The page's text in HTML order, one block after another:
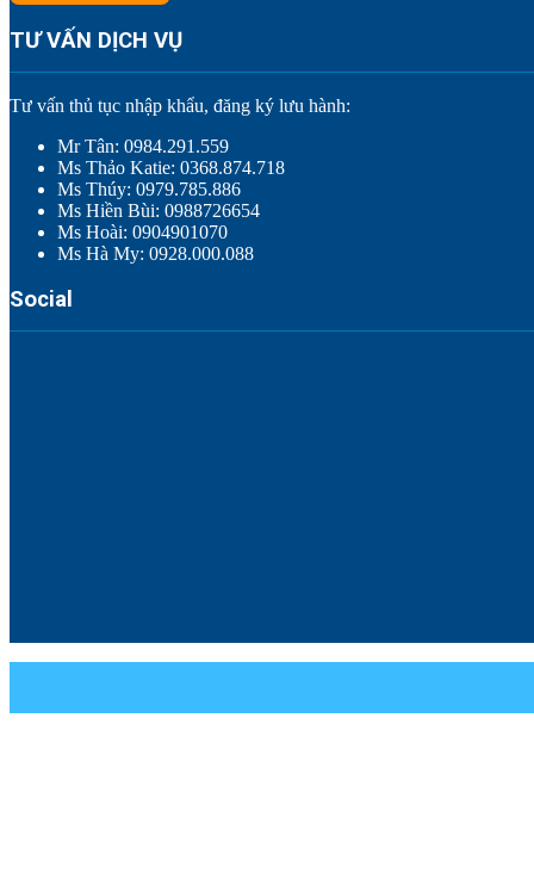
TƯ VẤN DỊCH VỤ
Tư vấn thủ tục nhập khẩu, đăng ký lưu hành:
Mr Tân: 0984.291.559
Ms Thảo Katie: 0368.874.718
Ms Thúy: 0979.785.886
Ms Hiền Bùi: 0988726654
Ms Hoài: 0904901070
Ms Hà My: 0928.000.088
Social